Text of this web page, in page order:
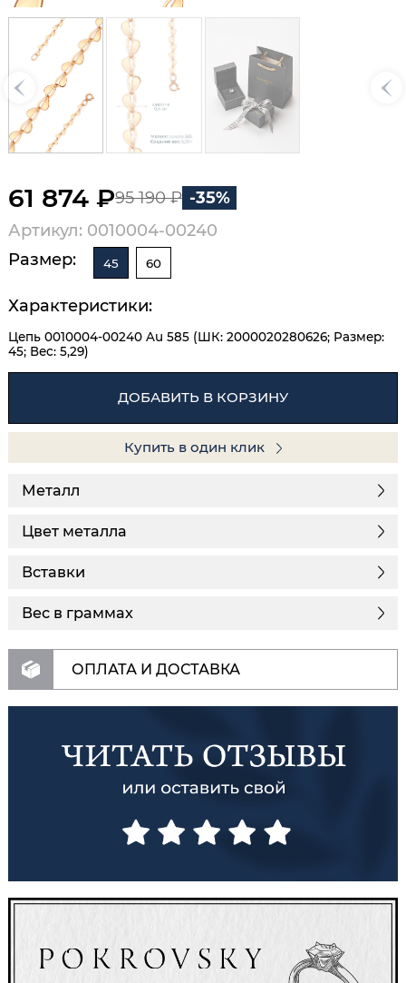
61 874 ₽95 190 ₽ -35%
Артикул: 0010004-00240
Размер:
45 60
Характеристики:
Цепь 0010004-00240 Au 585 (ШК: 2000020280626; Размер:
45; Вес: 5,29)
ДОБАВИТЬ В КОРЗИНУ
Купить в один клик
Металл
Цвет металла
Вставки
Вес в граммах
ОПЛАТА И ДОСТАВКА